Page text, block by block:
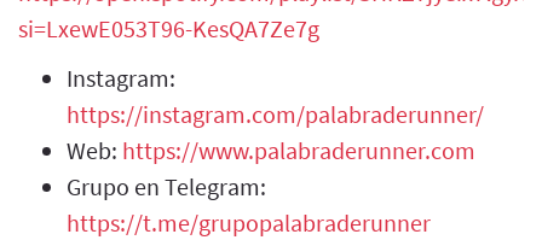
si=LxewE053T96-KesQA7Ze7g
Instagram:
https://instagram.com/palabraderunner/
Web: https://www.palabraderunner.com
Grupo en Telegram:
https://t.me/grupopalabraderunner